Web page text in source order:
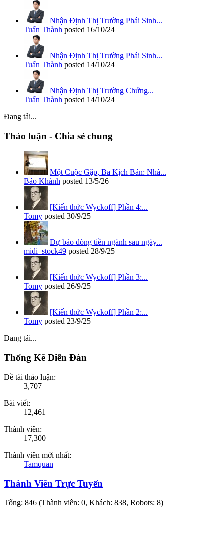
Nhận Định Thị Trường Phái Sinh...
Tuấn Thành posted 16/10/24
Nhận Định Thị Trường Phái Sinh...
Tuấn Thành posted 14/10/24
Nhận Định Thị Trường Chứng...
Tuấn Thành posted 14/10/24
Đang tải...
Thảo luận - Chia sẻ chung
Một Cuộc Gặp, Ba Kịch Bản: Nhà...
Bảo Khánh posted 13/5/26
[Kiến thức Wyckoff] Phần 4:...
Tomy posted 30/9/25
Dự báo dòng tiền ngành sau ngày...
midi_stock49 posted 28/9/25
[Kiến thức Wyckoff] Phần 3:...
Tomy posted 26/9/25
[Kiến thức Wyckoff] Phần 2:...
Tomy posted 23/9/25
Đang tải...
Thống Kê Diễn Đàn
Đề tài thảo luận:
3,707
Bài viết:
12,461
Thành viên:
17,300
Thành viên mới nhất:
Tamquan
Thành Viên Trực Tuyến
Tổng: 846 (Thành viên: 0, Khách: 838, Robots: 8)